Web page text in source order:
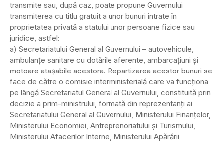
transmite sau, după caz, poate propune Guvernului
transmiterea cu titlu gratuit a unor bunuri intrate în
proprietatea privată a statului unor persoane fizice sau
juridice, astfel:
a) Secretariatului General al Guvernului – autovehicule,
ambulanţe sanitare cu dotările aferente, ambarcaţiuni şi
motoare ataşabile acestora. Repartizarea acestor bunuri se
face de către o comisie interministerială care va funcţiona
pe lângă Secretariatul General al Guvernului, constituită prin
decizie a prim-ministrului, formată din reprezentanţi ai
Secretariatului General al Guvernului, Ministerului Finanţelor,
Ministerului Economiei, Antreprenoriatului şi Turismului,
Ministerului Afacerilor Interne, Ministerului Apărării